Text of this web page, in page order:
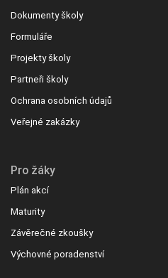
Dokumenty školy
Formuláře
Projekty školy
Partneři školy
Ochrana osobních údajů
Veřejné zakázky
Pro žáky
Plán akcí
Maturity
Závěrečné zkoušky
Výchovné poradenství